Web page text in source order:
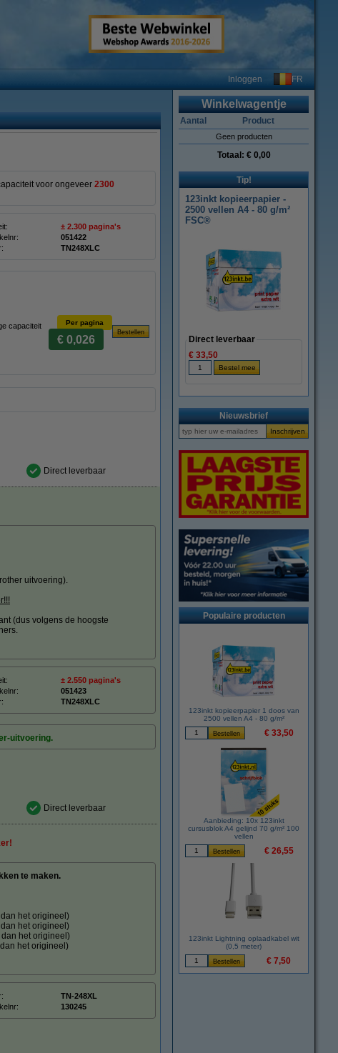
Inloggen FR
voor ongeveer 2300
± 2.300 pagina's
051422
TN248XLC
capaciteit
Per pagina
€ 0,026
Direct leverbaar
uitvoering).
(dus volgens de hoogste
± 2.550 pagina's
051423
TN248XLC
uitvoering.
Direct leverbaar
te maken.
dan het origineel)
dan het origineel)
dan het origineel)
dan het origineel)
TN-248XL
130245
Winkelwagentje
Aantal Product
Geen producten
Totaal: € 0,00
Tip!
123inkt kopieerpapier -
2500 vellen A4 - 80 g/m²
FSC®
Direct leverbaar
€ 33,50
Nieuwsbrief
Populaire producten
123inkt kopieerpapier 1 doos van
2500 vellen A4 - 80 g/m²
€ 33,50
Aanbieding: 10x 123inkt
cursusblok A4 gelijnd 70 g/m² 100
vellen
€ 26,55
123inkt Lightning oplaadkabel wit
(0,5 meter)
€ 7,50